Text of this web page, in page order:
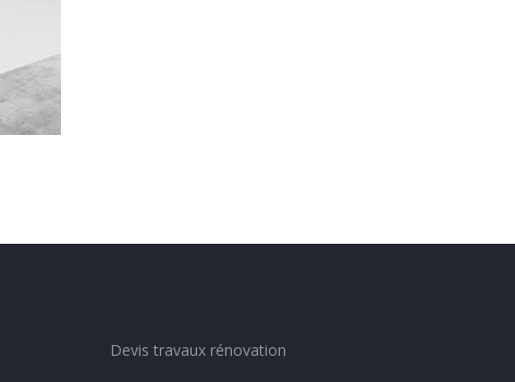
Devis travaux rénovation